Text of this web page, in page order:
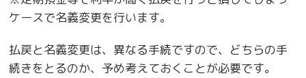
ケースで名義変更を行います。
払戻と名義変更は、異なる手続ですので、どちらの手
続きをとるのか、予め考えておくことが必要です。